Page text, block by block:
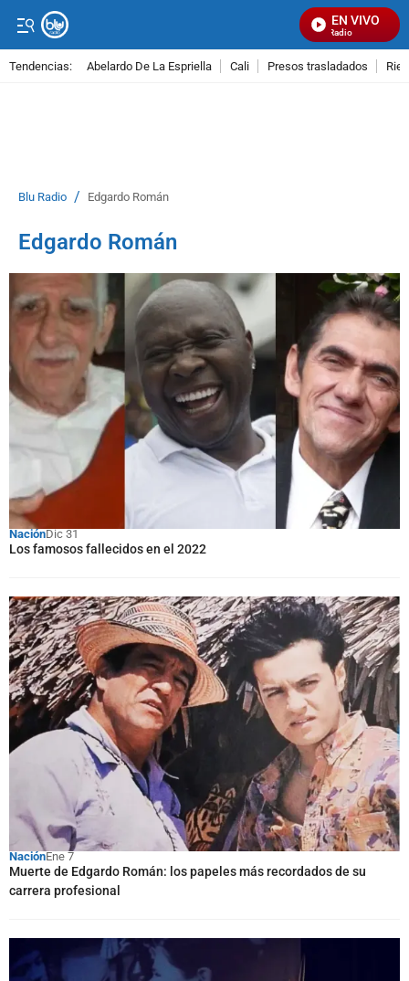
EN VIVO
Señal Visual Radio
Tendencias: Abelardo De La Espriella Cali Presos trasladados
Blu Radio / Edgardo Román
Edgardo Román
NaciónDic 31
Los famosos fallecidos en el 2022
NaciónEne 7
Muerte de Edgardo Román: los papeles más recordados de su
carrera profesional